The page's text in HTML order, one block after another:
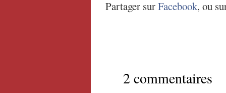
Partager surFacebook, ou
2 commentaires